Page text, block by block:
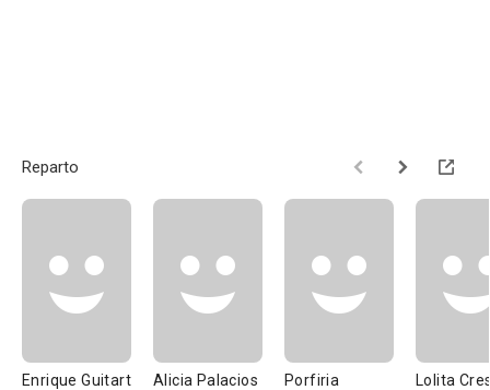
Reparto
Enrique Guitart Alicia Palacios
Porfiria
Lolita